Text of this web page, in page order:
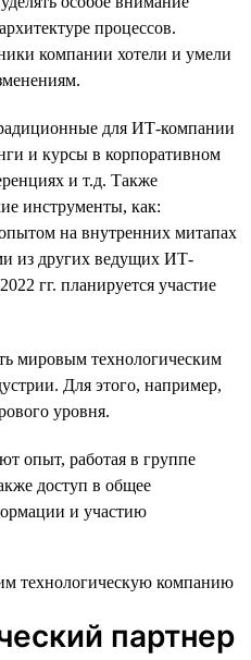
процессов.
компании хотели и умели
для ИТ-компании
и курсы в корпоративном
и т.д. Также
инструменты, как:
на внутренних митапах
из других ведущих ИТ-
гг. планируется участие
мировым технологическим
Для этого, например,
уровня.
опыт, работая в группе
доступ в общее
и участию
партнер